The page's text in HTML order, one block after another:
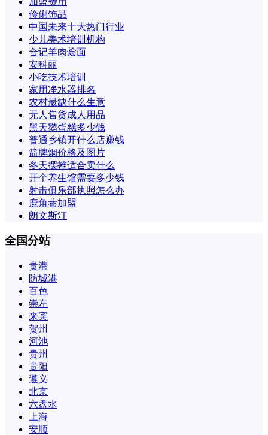
伶俐饰品
中国未来十大热门行业
少儿美术培训机构
合记羊肉烩面
安科丽
小吃技术培训
家用净水器排名
农村最缺什么生意
无人售货成人用品
黑天鹅蛋糕多少钱
普通乡镇开什么店赚钱
箭牌烟价格及图片
冬天摆摊适合卖什么
开个养生馆需要多少钱
射击俱乐部执照怎么办
鹿角巷加盟
朗文斯汀
全国分站
贵港
防城港
百色
崇左
来宾
贺州
河池
贵州
贵阳
遵义
北京
六盘水
上海
安顺